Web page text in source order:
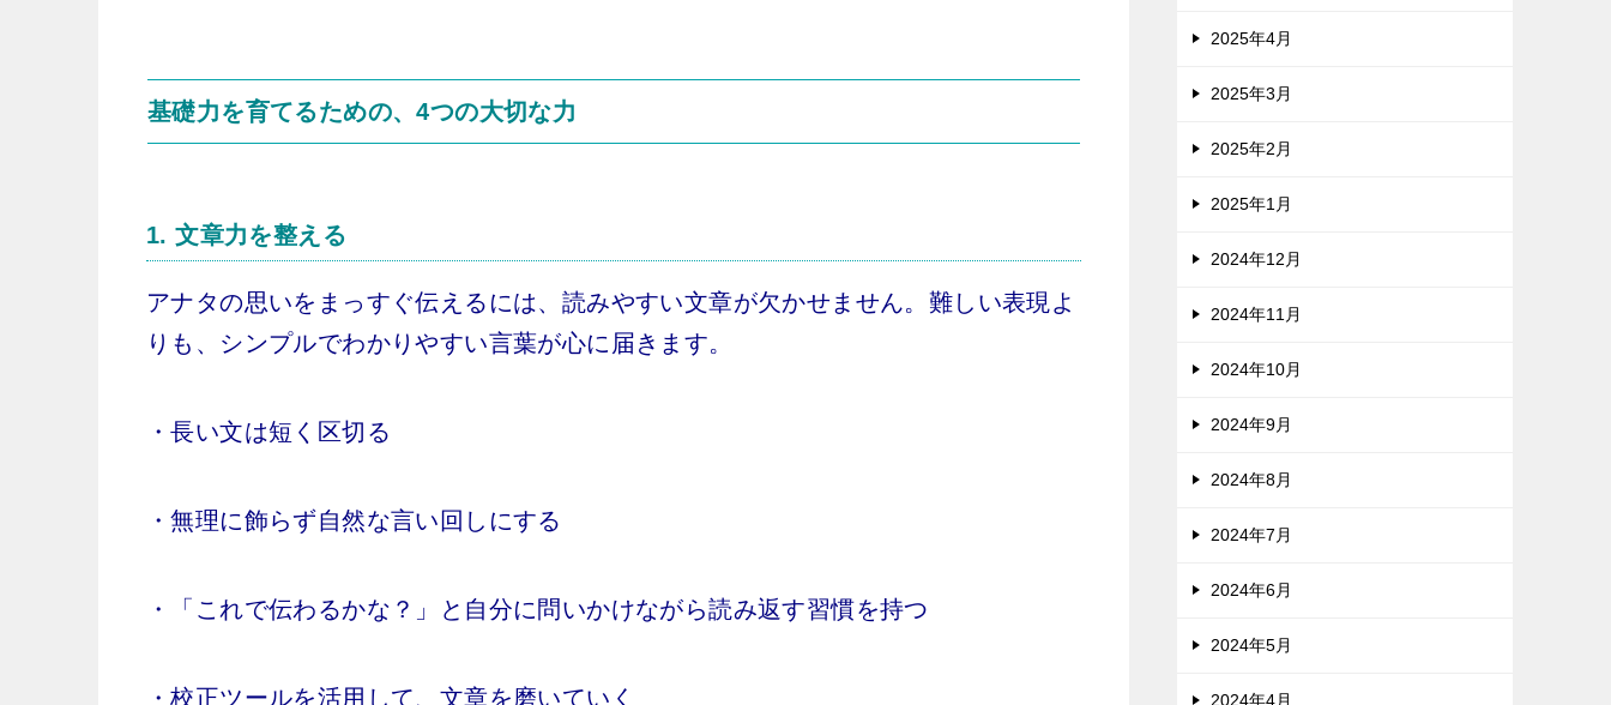
基礎力を育てるための、4つの大切な力
1.文章力を整える
アナタの思いをまっすぐ伝えるには、読みやすい文章が欠かせません。難しい表現よ
りも、シンプルでわかりやすい言葉が心に届きます。
・長い文は短く区切る
・無理に飾らず自然な言い回しにする
・「これで伝わるかな？」と自分に問いかけながら読み返す習慣を持つ
・校正ツールを活用して、文章を磨いていく
2025年4月
2025年3月
2025年2月
2025年1月
2024年12月
2024年11月
2024年10月
2024年9月
2024年8月
2024年7月
2024年6月
2024年5月
2024年4月